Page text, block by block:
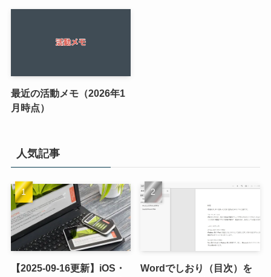
最近の活動メモ（2026年1
月時点）
人気記事
【2025-09-16更新】iOS・
Wordでしおり（目次）を